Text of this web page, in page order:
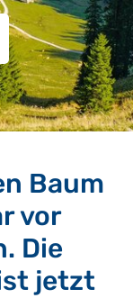
Baum
vor
Die
jetzt